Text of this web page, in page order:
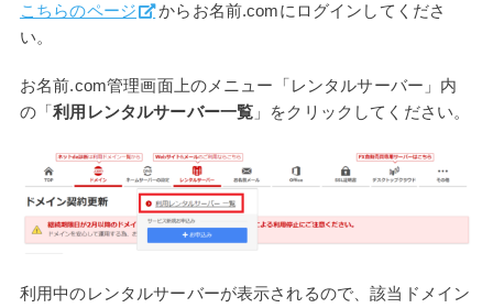
こちらのページ
からお名前.comにログインしてくださ
い。
お名前.com管理画面上のメニュー「レンタルサーバー」内
の「利用レンタルサーバー一覧 」をクリックしてください。
利用中のレンタルサーバーが表示されるので、該当ドメイン